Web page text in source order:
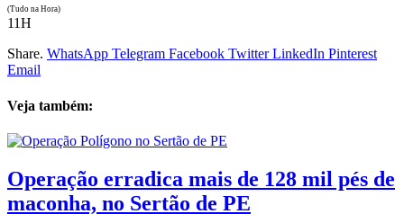
(Tudo na Hora)
11H
Share. WhatsApp Telegram Facebook Twitter LinkedIn Pinterest
Email
Veja também:
Operação erradica mais de 128 mil pés de
maconha, no Sertão de PE